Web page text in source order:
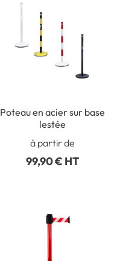
Poteau en acier sur base
lestée
à partir de
99,90 € HT